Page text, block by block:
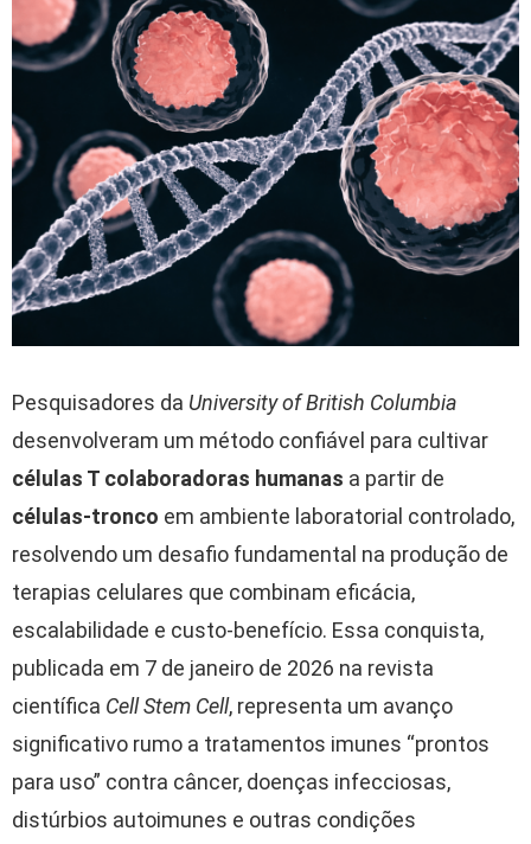
Pesquisadores da University of British Columbia
desenvolveram um método confiável para cultivar
células T colaboradoras humanas a partir de
células-tronco em ambiente laboratorial controlado,
resolvendo um desafio fundamental na produção de
terapias celulares que combinam eficácia,
escalabilidade e custo-benefício. Essa conquista,
publicada em 7 de janeiro de 2026 na revista
científica Cell Stem Cell, representa um avanço
significativo rumo a tratamentos imunes “prontos
para uso” contra câncer, doenças infecciosas,
distúrbios autoimunes e outras condições